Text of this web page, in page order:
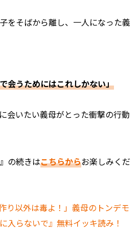
をそばから離し、一人になった義
会うためにはこれしかない」
会いたい義母がとった衝撃の行動
の続きはこちらからお楽しみくだ
り以外は毒よ！」義母のトンデモ
入らないで』無料イッキ読み！